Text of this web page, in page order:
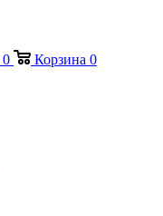
0 Корзина 0